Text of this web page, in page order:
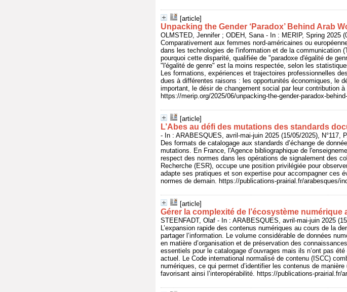
[article]
Unpacking the Gender ‘Paradox’ Behind Arab
OLMSTED, Jennifer ; ODEH, Sana - In : MERIP, Spring 2025
Comparativement aux femmes nord-américaines ou
dans les technologies de l'information et de la communication
pourquoi cette disparité, qualifiée de "paradoxe d'égalité de
"l'égalité de genre" est la moins respectée, selon les
Les formations, expériences et trajectoires professionnelles
dues à différentes raisons : les opportunités économiques, le
important, le désir de changement social par leur contribution
https://merip.org/2025/06/unpacking-the-gender-paradox-
[article]
L’Abes au défi des mutations des standards
- In : ARABESQUES, avril-mai-juin 2025 (15/05/2025), N°117,
Des formats de catalogage aux standards d’échange de
mutations. En France, l'Agence bibliographique de
respect des normes dans les opérations de signalement des
Recherche (ESR), occupe une position privilégiée pour
adapte ses pratiques et son expertise pour accompagner ces
normes de demain. https://publications-prairial.fr/arabesques/
[article]
Gérer la complexité de l’écosystème numérique
STEENFADT, Olaf - In : ARABESQUES, avril-mai-juin 2025
L’expansion rapide des contenus numériques au cours de la
partager l’information. Le volume considérable de données
en matière d’organisation et de préservation des
essentiels pour le catalogage d’ouvrages mais ils n’ont pas
actuel. Le Code international normalisé de contenu (ISCC)
numériques, ce qui permet d’identifier les contenus de
favorisant ainsi l’interopérabilité. https://publications-prairial.fr/